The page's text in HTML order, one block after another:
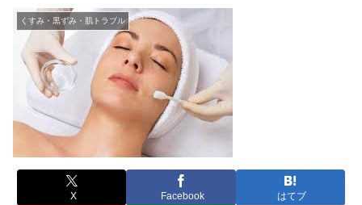
くすみ・黒ずみ・肌トラブル
X Facebook はてブ